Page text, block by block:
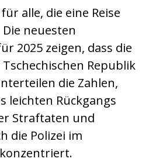
alle, die eine Reise
neuesten
2025 zeigen, dass die
Republik
die Zahlen,
leichten Rückgangs
Straftaten und
die Polizei im